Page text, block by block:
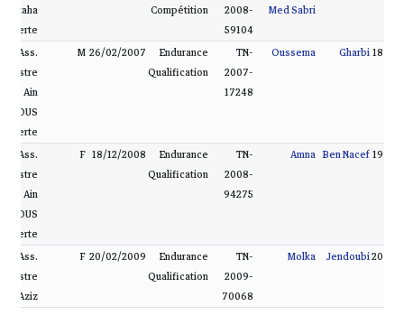
Med Sabri
2008-
59104
Compétition
Bizerte
18
Gharbi
Oussema
TN-
2007-
17248
Endurance
Qualification
26/02/2007
M
Ass.
Ain
Bizerte
19
Ben Nacef
Amna
TN-
2008-
94275
Endurance
Qualification
18/12/2008
F
Ass.
Ain
Bizerte
20
Jendoubi
Molka
TN-
2009-
70068
Endurance
Qualification
20/02/2009
F
Ass.
Aziz